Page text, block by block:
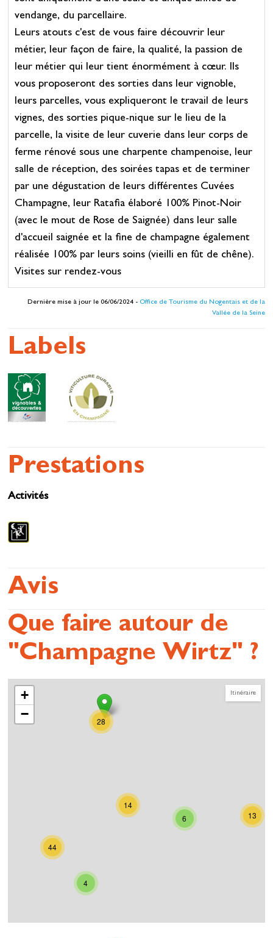
vendange, du parcellaire.
Leurs atouts c'est de vous faire découvrir leur
métier, leur façon de faire, la qualité, la passion de
leur métier qui leur tient énormément à cœur. Ils
vous proposeront des sorties dans leur vignoble,
leurs parcelles, vous expliqueront le travail de leurs
vignes, des sorties pique-nique sur le lieu de la
parcelle, la visite de leur cuverie dans leur corps de
ferme rénové sous une charpente champenoise, leur
salle de réception, des soirées tapas et de terminer
par une dégustation de leurs différentes Cuvées
Champagne, leur Ratafia élaboré 100% Pinot-Noir
(avec le mout de Rose de Saignée) dans leur salle
d'accueil saignée et la fine de champagne également
réalisée 100% par leurs soins (vieilli en fût de chêne).
Visites sur rendez-vous
Dernière mise à jour le 06/06/2024 - Office de Tourisme du Nogentais et de la
Vallée de la Seine
Labels
Prestations
Activités
Avis
Que faire autour de
"Champagne Wirtz" ?
Itinéraire
13
6
4
44
14
28
+
−